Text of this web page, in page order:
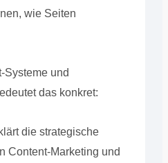
wie Seiten
Systeme und
das konkret:
die strategische
Content-Marketing und